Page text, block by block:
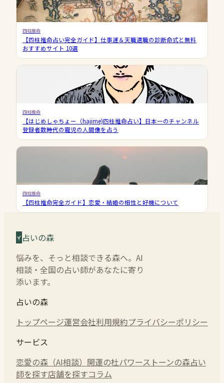
四柱推命
【四柱推命占い完全ガイド】仕事運＆天職適職の診断命式と無料
おすすめサイト 10選
四柱推命
【はじめしゃちょー（hajime)四柱推命占い】日本一のチャンネル
登録者数――時代の寵児の人間像を占う
四柱推命
【四柱推命完全ガイド】恋愛・結婚の相性と好機について
占いの森
悩みを、そっと相談できる森へ。AI
相談・全国の占い師があなたに寄り
添います。
占いの森
トップページ運営会社利用規約プライバシーポリシー
サービス
恋愛の森（AI相談） 開運の杜パワーストーンの森占い
師を探す店舗を探すコラム